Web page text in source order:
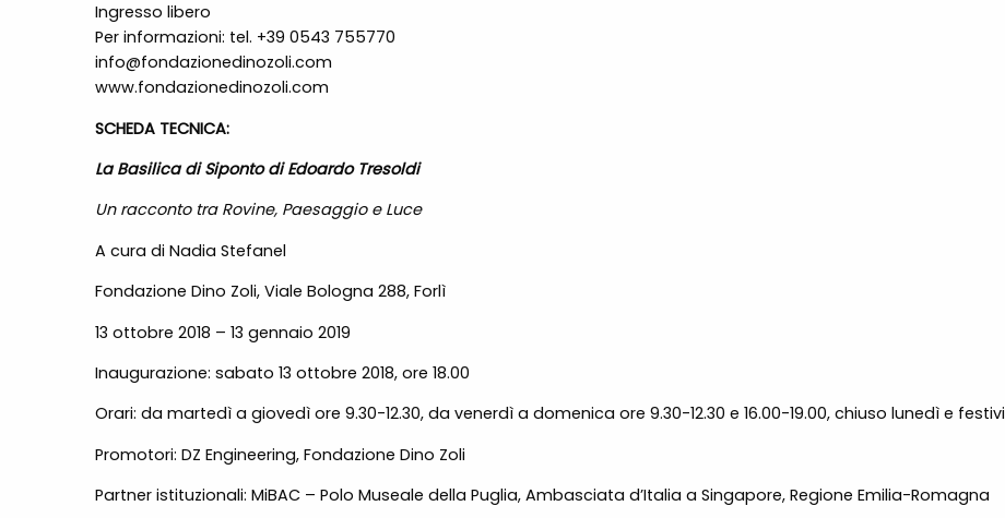
Ingresso libero
Per informazioni: tel. +39 0543 755770
info@fondazionedinozoli.com
www.fondazionedinozoli.com
SCHEDA TECNICA:
La Basilica di Siponto di Edoardo Tresoldi
Un racconto tra Rovine, Paesaggio e Luce
A cura di Nadia Stefanel
Fondazione Dino Zoli, Viale Bologna 288, Forlì
13 ottobre 2018 – 13 gennaio 2019
Inaugurazione: sabato 13 ottobre 2018, ore 18.00
Orari: da martedì a giovedì ore 9.30-12.30, da venerdì a domenica ore 9.30-12.30 e 16.00-19.00, chiuso lunedì e festivi
Promotori: DZ Engineering, Fondazione Dino Zoli
Partner istituzionali: MiBAC – Polo Museale della Puglia, Ambasciata d’Italia a Singapore, Regione Emilia-Romagna